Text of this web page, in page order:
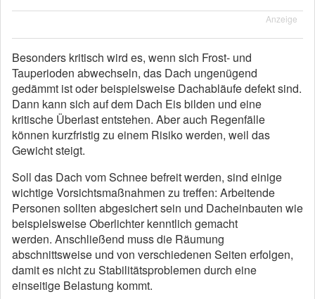
Anzeige
Besonders kritisch wird es, wenn sich Frost- und
Tauperioden abwechseln, das Dach ungenügend
gedämmt ist oder beispielsweise Dachabläufe defekt sind.
Dann kann sich auf dem Dach Eis bilden und eine
kritische Überlast entstehen. Aber auch Regenfälle
können kurzfristig zu einem Risiko werden, weil das
Gewicht steigt.
Soll das Dach vom Schnee befreit werden, sind einige
wichtige Vorsichtsmaßnahmen zu treffen: Arbeitende
Personen sollten abgesichert sein und Dacheinbauten wie
beispielsweise Oberlichter kenntlich gemacht
werden. Anschließend muss die Räumung
abschnittsweise und von verschiedenen Seiten erfolgen,
damit es nicht zu Stabilitätsproblemen durch eine
einseitige Belastung kommt.